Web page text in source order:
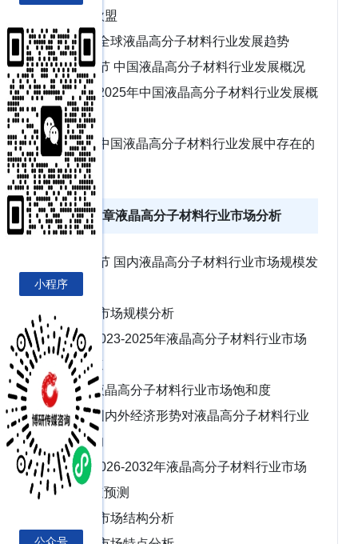
2、欧盟
三、全球液晶高分子材料行业发展趋势
第二节 中国液晶高分子材料行业发展概况
一、2025年中国液晶高分子材料行业发展概
况
二、中国液晶高分子材料行业发展中存在的
问题
第四章液晶高分子材料行业市场分析
第一节 国内液晶高分子材料行业市场规模发
展现状
一、市场规模分析
1、2023-2025年液晶高分子材料行业市场
规模及增速
2、液晶高分子材料行业市场饱和度
3、国内外经济形势对液晶高分子材料行业
发展的影响
4、2026-2032年液晶高分子材料行业市场
规模及增速预测
二、市场结构分析
小程序